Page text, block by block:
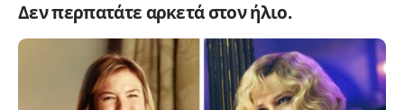
Δεν περπατάτε αρκετά στον ήλιο.